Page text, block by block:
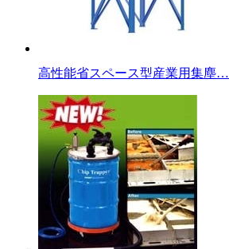
高性能省スペース型産業用集塵…